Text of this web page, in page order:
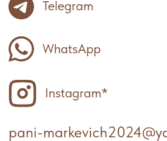
cогласие на обработку персональных данных